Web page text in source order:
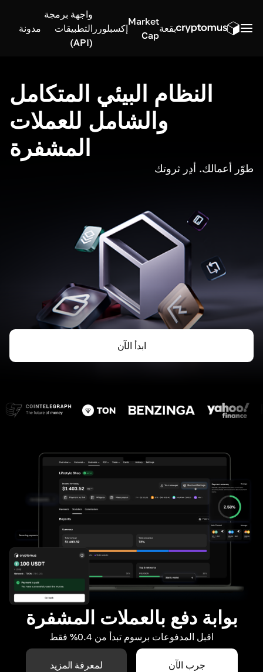
بقعة
Market
Cap
إكسبلورر
واجهة برمجة
التطبيقات
(API)
مدونة
النظام البيئي المتكامل
والشامل للعملات
المشفرة
طوّر أعمالك. أدِر ثروتك
ابدأ الآن
بوابة دفع بالعملات المشفرة
اقبل المدفوعات برسوم تبدأ من 0.4% فقط
جرب الآن لمعرفة المزيد